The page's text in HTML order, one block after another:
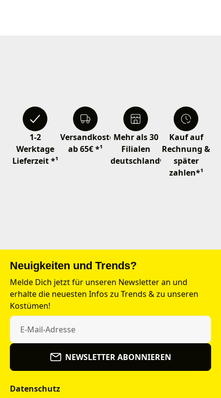
1-2
Werktage
Lieferzeit *¹
Versandkostenfrei
ab 65€ *¹
Mehr als 30
Filialen
deutschlandweit
Kauf auf
Rechnung &
später
zahlen*¹
Neuigkeiten und Trends?
Melde Dich jetzt für unseren Newsletter an und
erhalte die neuesten Infos zu Trends & zu unseren
Kostümen!
NEWSLETTER ABONNIEREN
Datenschutz